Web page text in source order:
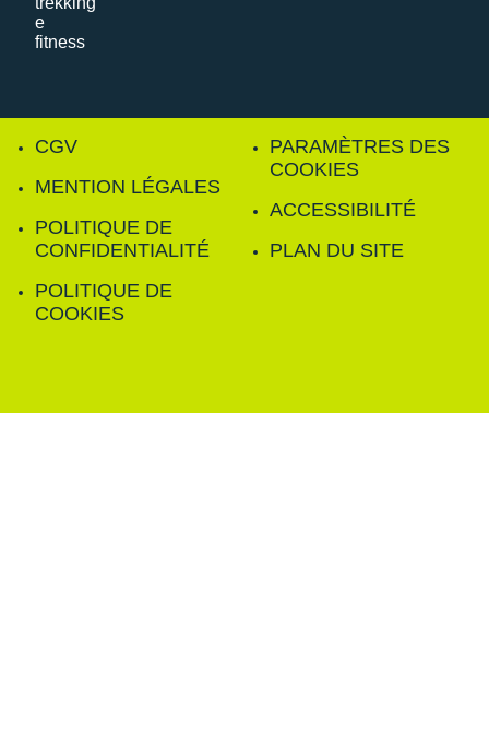
CGV
MENTION LÉGALES
POLITIQUE DE
CONFIDENTIALITÉ
POLITIQUE DE
COOKIES
PARAMÈTRES DES
COOKIES
ACCESSIBILITÉ
PLAN DU SITE